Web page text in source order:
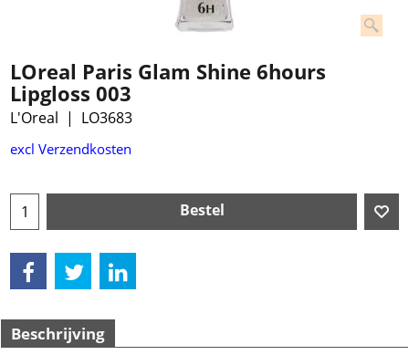
LOreal Paris Glam Shine 6hours
Lipgloss 003
L'Oreal LO3683
excl Verzendkosten
Bestel
Beschrijving